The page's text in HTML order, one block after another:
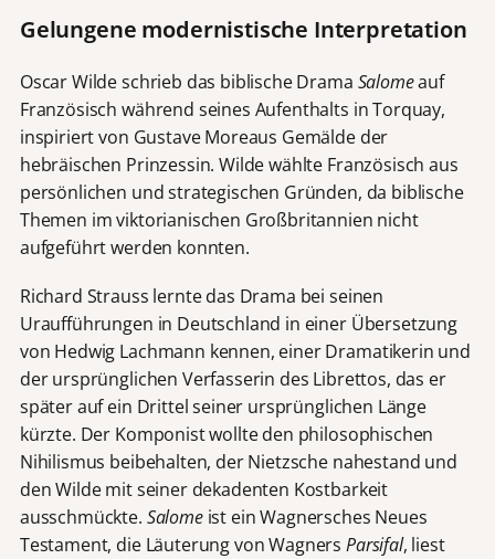
Gelungene modernistische Interpretation
Oscar Wilde schrieb das biblische Drama Salomeauf
Französisch während seines Aufenthalts in Torquay,
inspiriert von Gustave Moreaus Gemälde der
hebräischen Prinzessin. Wilde wählte Französisch aus
persönlichen und strategischen Gründen, da biblische
Themen im viktorianischen Großbritannien nicht
aufgeführt werden konnten.
Richard Strauss lernte das Drama bei seinen
Uraufführungen in Deutschland in einer Übersetzung
von Hedwig Lachmann kennen, einer Dramatikerin und
der ursprünglichen Verfasserin des Librettos, das er
später auf ein Drittel seiner ursprünglichen Länge
kürzte. Der Komponist wollte den philosophischen
Nihilismus beibehalten, der Nietzsche nahestand und
den Wilde mit seiner dekadenten Kostbarkeit
ausschmückte. Salomeist ein Wagnersches Neues
Testament, die Läuterung von Wagners Parsifal, liest